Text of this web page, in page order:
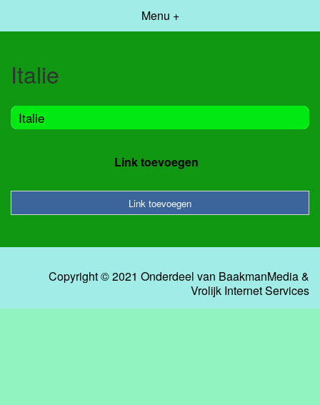
Menu +
Italie
Italie
Link toevoegen
Link toevoegen
Copyright © 2021 Onderdeel van BaakmanMedia&
Vrolijk Internet Services